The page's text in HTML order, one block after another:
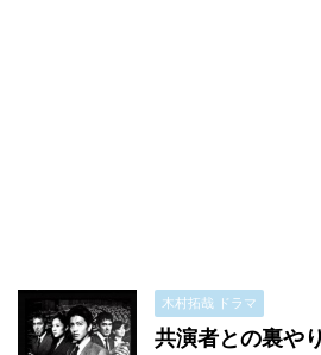
木村拓哉 ドラマ
共演者との裏や